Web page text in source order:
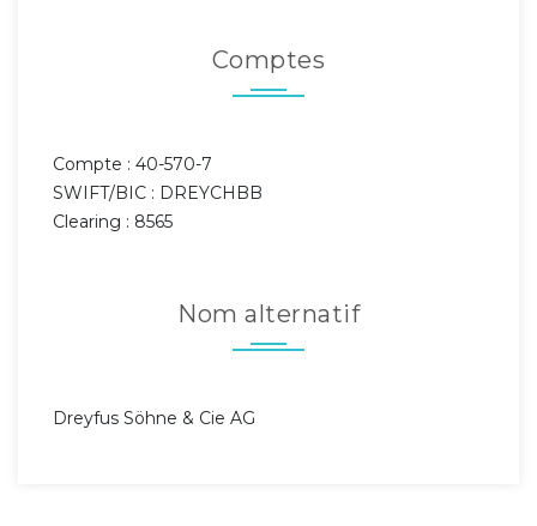
Comptes
Compte : 40-570-7
SWIFT/BIC : DREYCHBB
Clearing : 8565
Nom alternatif
Dreyfus Söhne & Cie AG